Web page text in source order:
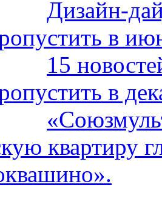
Дизайн-
в
15
в
квартиру